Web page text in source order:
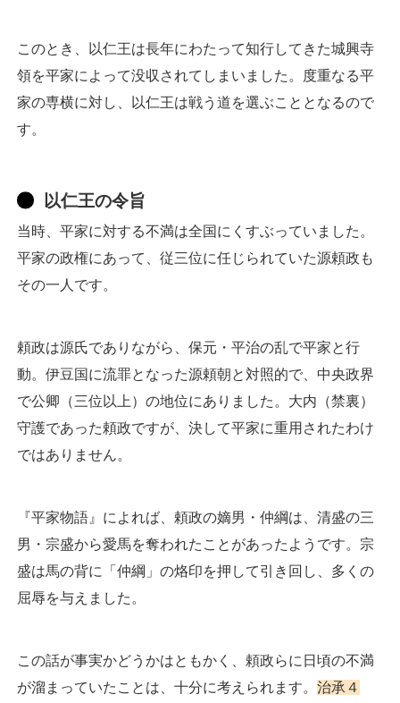
このとき、以仁王は長年にわたって知行してきた城興寺
領を平家によって没収されてしまいました。度重なる平
家の専横に対し、以仁王は戦う道を選ぶこととなるので
す。
以仁王の令旨
当時、平家に対する不満は全国にくすぶっていました。
平家の政権にあって、従三位に任じられていた源頼政も
その一人です。
頼政は源氏でありながら、保元・平治の乱で平家と行
動。伊豆国に流罪となった源頼朝と対照的で、中央政界
で公卿（三位以上）の地位にありました。大内（禁裏）
守護であった頼政ですが、決して平家に重用されたわけ
ではありません。
『平家物語』によれば、頼政の嫡男・仲綱は、清盛の三
男・宗盛から愛馬を奪われたことがあったようです。宗
盛は馬の背に「仲綱」の烙印を押して引き回し、多くの
屈辱を与えました。
この話が事実かどうかはともかく、頼政らに日頃の不満
が溜まっていたことは、十分に考えられます。 治承４